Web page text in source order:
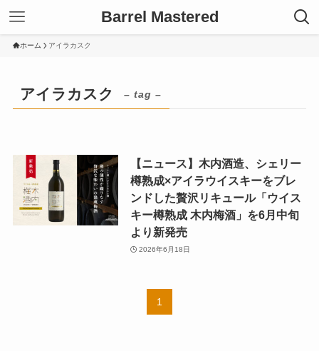
Barrel Mastered
ホーム アイラカスク
アイラカスク – tag –
【ニュース】木内酒造、シェリー
樽熟成×アイラウイスキーをブレ
ンドした贅沢リキュール「ウイス
キー樽熟成 木内梅酒」を6月中旬
より新発売
2026年6月18日
1